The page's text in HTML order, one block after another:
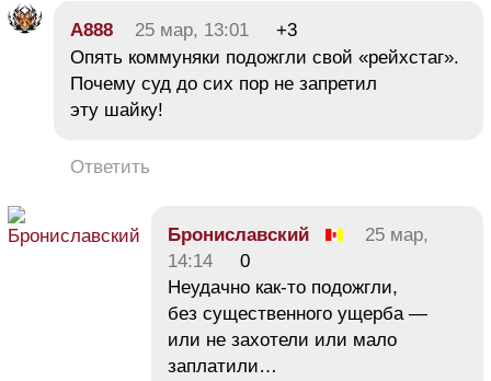
A888 25 мар, 13:01
+3
Опять коммуняки подожгли свой «рейхстаг».
Почему суд до сих пор не запретил
эту шайку!
Ответить
Брониславский
25 мар,
14:14
0
Неудачно как-то подожгли,
без существенного ущерба —
или не захотели или мало
заплатили…